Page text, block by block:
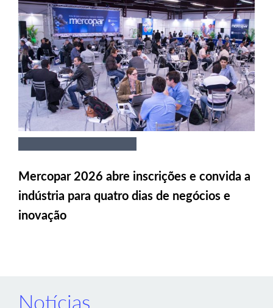
Mercopar 2026 abre inscrições e convida a
indústria para quatro dias de negócios e
inovação
Notícias